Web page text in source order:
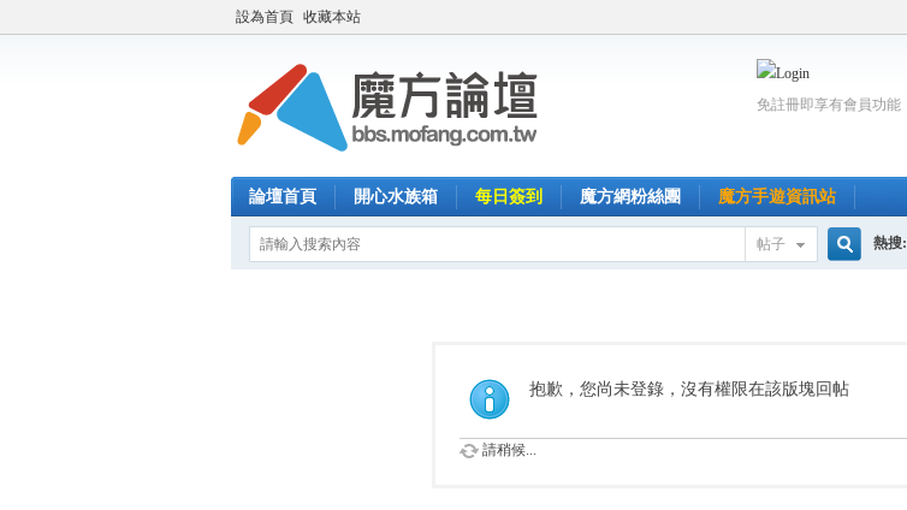
設為首頁 收藏本站
免註冊即享有會員功能
論壇首頁 開心水族箱 每日簽到 魔方網粉絲團 魔方手遊資訊站
帖子
索
熱搜:
抱歉，您尚未登錄，沒有權限在該版塊回帖
請稍候...